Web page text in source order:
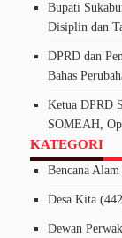
Bupati
Disiplin dan
DPRD dan
Bahas
Ketua DPRD
SOMEAH,
KATEGORI
Bencana Alam
Desa Kita
Dewan